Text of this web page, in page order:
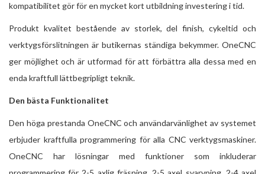
kompatibilitet gör för en mycket kort utbildning investering i tid.
Produkt kvalitet bestående av storlek, del finish, cykeltid och
verktygsförslitningen är butikernas ständiga bekymmer. OneCNC
ger möjlighet och är utformad för att förbättra alla dessa med en
enda kraftfull lättbegripligt teknik.
Den bästa Funktionalitet
Den höga prestanda OneCNC och användarvänlighet av systemet
erbjuder kraftfulla programmering för alla CNC verktygsmaskiner.
OneCNC har lösningar med funktioner som inkluderar